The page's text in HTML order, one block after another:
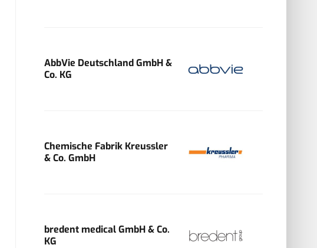
AbbVie Deutschland GmbH &
Co. KG
Chemische Fabrik Kreussler
& Co. GmbH
bredent medical GmbH & Co.
KG